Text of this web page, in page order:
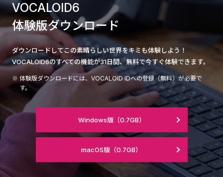
VOCALOID6
体験版ダウンロード
ダウンロードしてこの素晴らしい世界をキミも体験しよう！
VOCALOID6のすべての機能が31日間、無料で今すぐ体験できます。
体験版ダウンロードには、VOCALOID IDへの登録（無料）が必要で
す。
Windows版（0.7GB）
macOS版 （0.7GB）